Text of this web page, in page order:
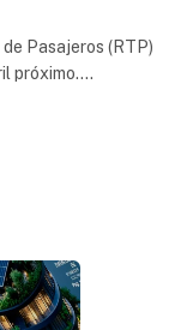
Pasajeros (RTP)
próximo.…